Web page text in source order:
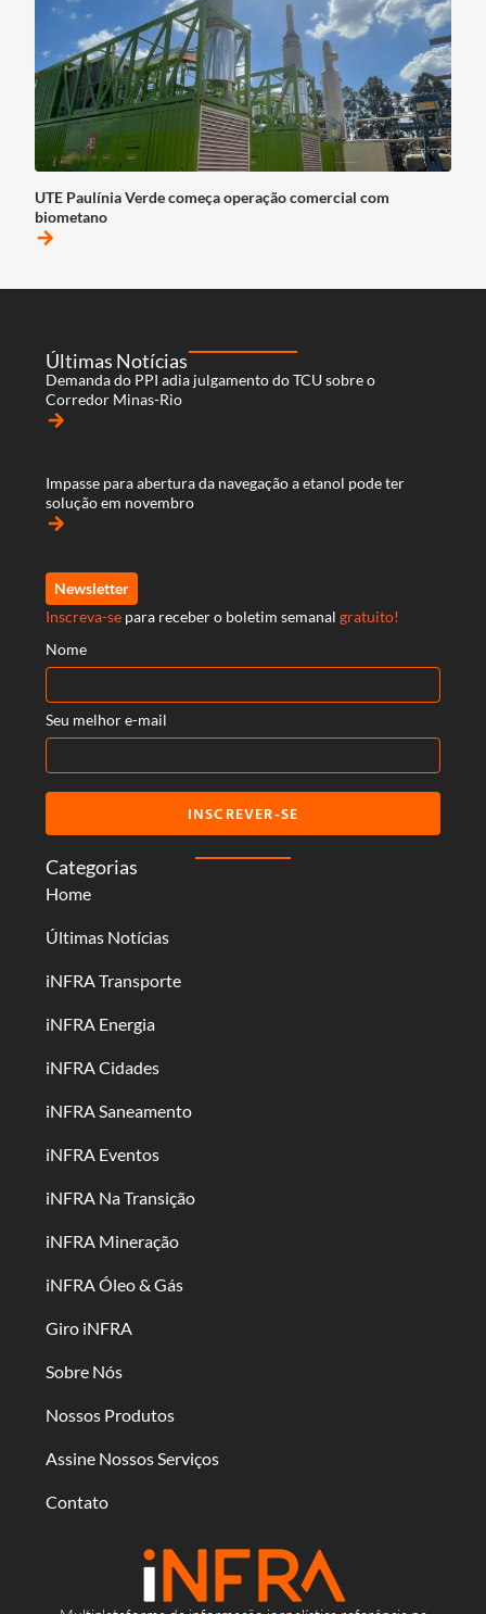
UTE Paulínia Verde começa operação comercial com
biometano
arrow_forward
Categorias
Home
Últimas Notícias
iNFRA Transporte
iNFRA Energia
iNFRA Cidades
iNFRA Saneamento
iNFRA Eventos
iNFRA Na Transição
iNFRA Mineração
iNFRA Óleo & Gás
Giro iNFRA
Sobre Nós
Nossos Produtos
Assine Nossos Serviços
Contato
Últimas Notícias
Demanda do PPI adia julgamento do TCU sobre o
Corredor Minas-Rio
arrow_forward
Impasse para abertura da navegação a etanol pode ter
solução em novembro
arrow_forward
Newsletter
Inscreva-se para receber o boletim semanal gratuito!
Nome
Seu melhor e-mail
INSCREVER-SE